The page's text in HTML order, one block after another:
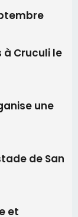
de San
et
du